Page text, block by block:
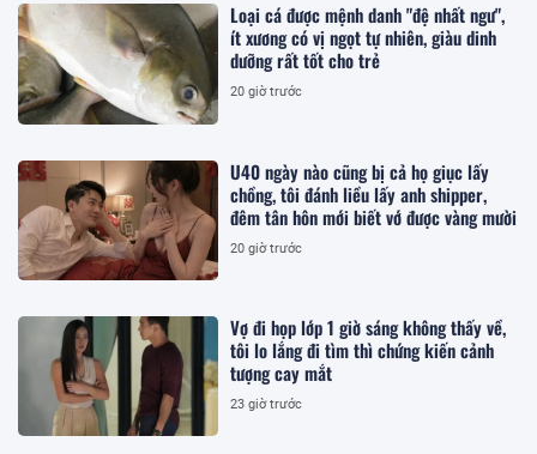
Loại cá được mệnh danh "đệ nhất ngư",
ít xương có vị ngọt tự nhiên, giàu dinh
dưỡng rất tốt cho trẻ
20 giờ trước
U40 ngày nào cũng bị cả họ giục lấy
chồng, tôi đánh liều lấy anh shipper,
đêm tân hôn mới biết vớ được vàng mười
20 giờ trước
Vợ đi họp lớp 1 giờ sáng không thấy về,
tôi lo lắng đi tìm thì chứng kiến cảnh
tượng cay mắt
23 giờ trước